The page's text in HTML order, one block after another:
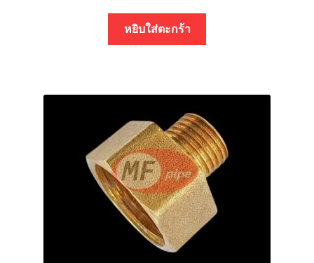
หยิบใส่ตะกร้า